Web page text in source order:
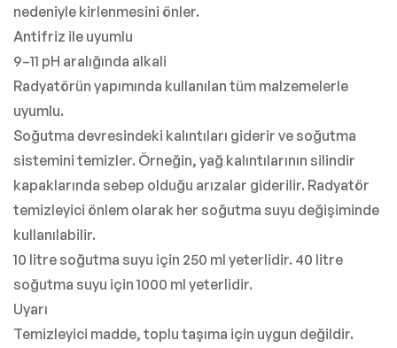
nedeniyle kirlenmesini önler.
Antifriz ile uyumlu
9–11 pH aralığında alkali
Radyatörün yapımında kullanılan tüm malzemelerle
uyumlu.
Soğutma devresindeki kalıntıları giderir ve soğutma
sistemini temizler. Örneğin, yağ kalıntılarının silindir
kapaklarında sebep olduğu arızalar giderilir. Radyatör
temizleyici önlem olarak her soğutma suyu değişiminde
kullanılabilir.
10 litre soğutma suyu için 250 ml yeterlidir. 40 litre
soğutma suyu için 1000 ml yeterlidir.
Uyarı
Temizleyici madde, toplu taşıma için uygun değildir.